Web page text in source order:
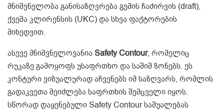
მნიშვნელობა განისაზღვრება გემის ჩაძირვის (draft),
ქვეშა კლირენსის (UKC) და სხვა ფაქტორების
მიხედვით.
ასევე მნიშვნელოვანიაSafety Contour, რომელიც
რუკაზე გამოყოფს უსაფრთხო და საშიშ ზონებს. ეს
კონტური ვიზუალურად აჩვენებს იმ საზღვარს, რომლის
გადაკვეთა შეიძლება საფრთხის შემცველი იყოს.
სწორად დაყენებული Safety Contour საშუალებას